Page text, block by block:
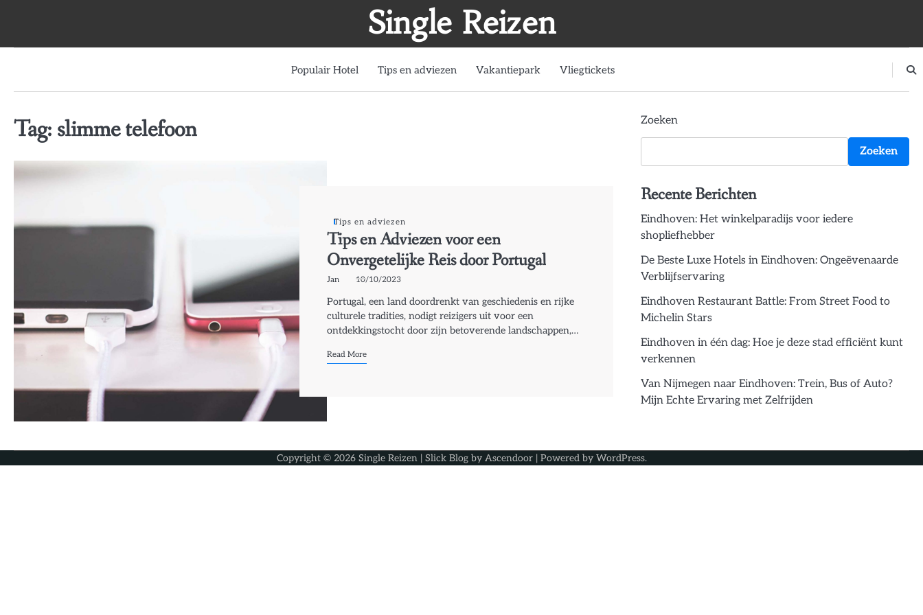
Single Reizen
Populair Hotel Tips en adviezen Vakantiepark Vliegtickets
Tag: slimme telefoon
Tips en adviezen
Tips en Adviezen voor een
Onvergetelijke Reis door Portugal
Jan 10/10/2023
Portugal, een land doordrenkt van geschiedenis en rijke
culturele tradities, nodigt reizigers uit voor een
ontdekkingstocht door zijn betoverende landschappen,…
Read More
Zoeken
Zoeken
Recente Berichten
Eindhoven: Het winkelparadijs voor iedere
shopliefhebber
De Beste Luxe Hotels in Eindhoven: Ongeëvenaarde
Verblijfservaring
Eindhoven Restaurant Battle: From Street Food to
Michelin Stars
Eindhoven in één dag: Hoe je deze stad efficiënt kunt
verkennen
Van Nijmegen naar Eindhoven: Trein, Bus of Auto?
Mijn Echte Ervaring met Zelfrijden
Copyright © 2026 Single Reizen| Slick Blog by Ascendoor| Powered by WordPress.